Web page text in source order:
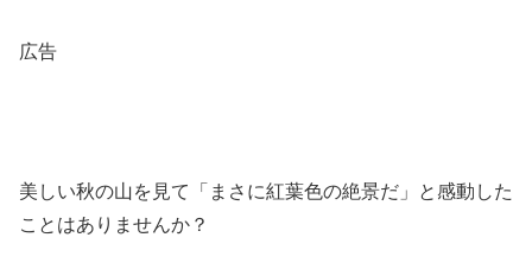
広告
美しい秋の山を見て「まさに紅葉色の絶景だ」と感動した
ことはありませんか？